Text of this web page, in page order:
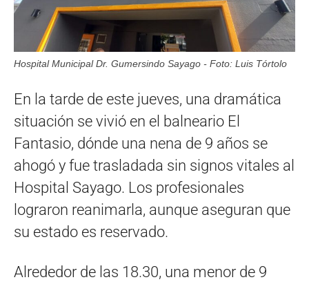
Hospital Municipal Dr. Gumersindo Sayago - Foto: Luis Tórtolo
En la tarde de este jueves, una dramática
situación se vivió en el balneario El
Fantasio, dónde una nena de 9 años se
ahogó y fue trasladada sin signos vitales al
Hospital Sayago. Los profesionales
lograron reanimarla, aunque aseguran que
su estado es reservado.
Alrededor de las 18.30, una menor de 9